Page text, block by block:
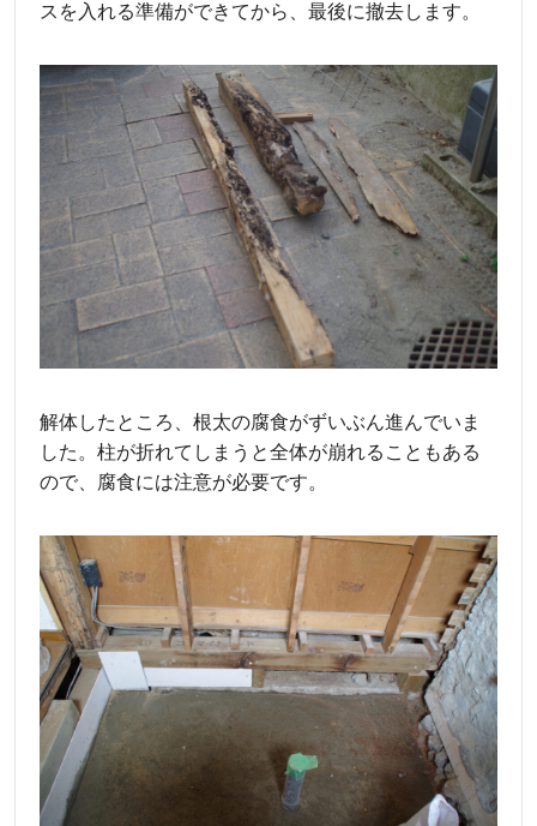
スを入れる準備ができてから、最後に撤去します。
解体したところ、根太の腐食がずいぶん進んでいま
した。柱が折れてしまうと全体が崩れることもある
ので、腐食には注意が必要です。